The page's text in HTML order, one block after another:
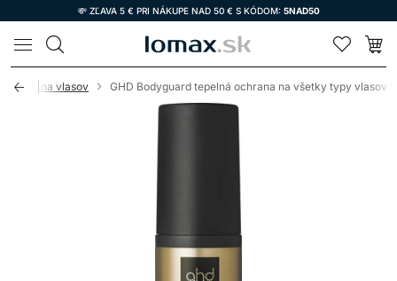
💸 ZĽAVA 5 € PRI NÁKUPE NAD 50 € S KÓDOM: 5NAD50
LOMAX
ochrana vlasov GHD Bodyguard tepelná ochrana na všetky typy vlasov